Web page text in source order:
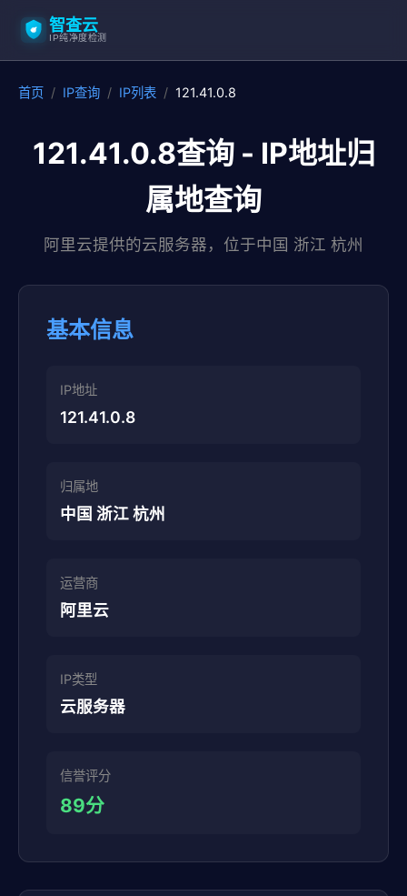
智查云
IP纯净度检测
首页 / IP查询 / IP列表 / 121.41.0.8
121.41.0.8查询 - IP地址归
属地查询
阿里云提供的云服务器，位于中国 浙江 杭州
基本信息
IP地址
121.41.0.8
归属地
中国 浙江 杭州
运营商
阿里云
IP类型
云服务器
信誉评分
89分